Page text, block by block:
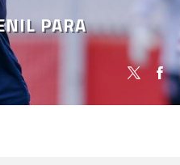
PARA